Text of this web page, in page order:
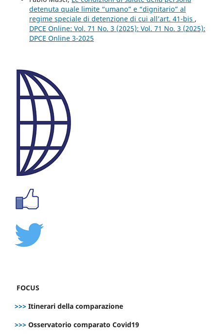
detenuta quale limite “umano” e “dignitario” al
regime speciale di detenzione di cui all’art. 41-bis ,
DPCE Online: Vol. 71 No. 3 (2025): Vol. 71 No. 3 (2025):
DPCE Online 3-2025
FOCUS
>>> Itinerari della comparazione
>>> Osservatorio comparato Covid19